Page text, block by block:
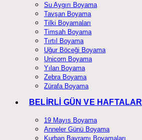
Su Aygırı Boyama
Tavşan Boyama
Tilki Boyamaları
Timsah Boyama
Tırtıl Boyama
Uğur Böceği Boyama
Unicorn Boyama
Yılan Boyama
Zebra Boyama
Zürafa Boyama
BELİRLİ GÜN VE HAFTALAR
19 Mayıs Boyama
Anneler Günü Boyama
Kurban Bayramı Boyamaları